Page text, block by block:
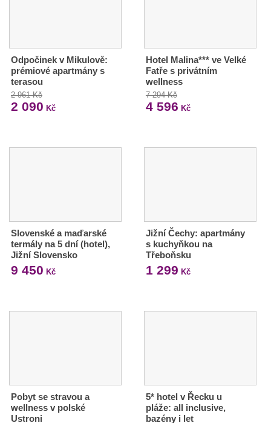
Odpočinek v Mikulově:
prémiové apartmány s
terasou
2 961 Kč
2 090 Kč
Hotel Malina*** ve Velké
Fatře s privátním
wellness
7 294 Kč
4 596 Kč
Slovenské a maďarské
termály na 5 dní (hotel),
Jižní Slovensko
9 450 Kč
Jižní Čechy: apartmány
s kuchyňkou na
Třeboňsku
1 299 Kč
Pobyt se stravou a
wellness v polské
Ustroni
5* hotel v Řecku u
pláže: all inclusive,
bazény i let